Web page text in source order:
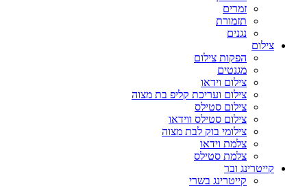
זמרים
תזמורת
נגנים
צילום
הפקות צילום
מגנטים
צילום וידאו
צילום ועריכת קליפ בת מצוה
צילום סטילס
צילום סטילס ווידאו
צילומי בוק לבת מצוה
צלמת וידאו
צלמת סטילס
קייטרינג ובר
קייטרינג בשרי